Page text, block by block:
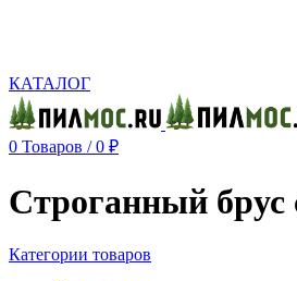
КАТАЛОГ
0 Товаров / 0 ₽
Строганный брус
Категории товаров